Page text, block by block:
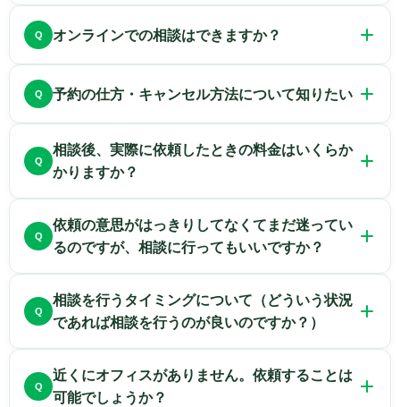
ていただきますので、お電話でその旨お伝えくだ
さい。
回目以降の相談料は5,500円/30分かかります。
オンラインでの相談はできますか？
,Facetime,Zoomを使ったオンラインによるご相
オンラインの接続方法は当事務所の秘書がわかり
やすく説明しますので、ご安心ください。
場合、弁護士は直接相談者の方と面談しなければ
そのため、ご依頼を希望される場合、当事務所に
お越しいただくことが必要となります。
予約の仕方・キャンセル方法について知りたい
トよりご予約いただけます。
談の際は一度予約窓口までお問い合わせくださ
い。
また、キャンセルや日程変更をご希望の際はご予
約専用のフリーダイヤルまでお電話をいただけれ
ばオペレーターがご対応致します。（キャンセル
料等は発生しません）
ご予約専用フリーダイヤル：0120-783-645
相談後、実際に依頼したときの料金はいくらか
かりますか？
ありますので、弁護士が面談のうえで、直接ご提
ください。
依頼の意思がはっきりしてなくてまだ迷ってい
るのですが、相談に行ってもいいですか？
リングを実施致します。弁護士に依頼するかどう
法律的なアドバイスのみ受けたい方などさまざま
なご要望に応じ、可能な限りのご対応をさせてい
相談を行うタイミングについて（どういう状況
であれば相談を行うのが良いのですか？）
っしゃるかと思いますが、どんな些細なことでも
近くにオフィスがありません。依頼することは
可能でしょうか？